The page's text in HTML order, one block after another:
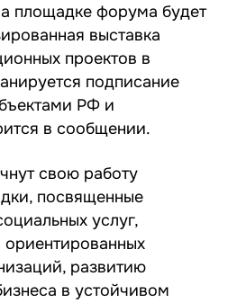
площадке форума будет
выставка
проектов в
подписание
РФ и
в сообщении.
свою работу
посвященные
услуг,
развитию
в устойчивом